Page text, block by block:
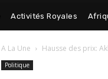
Activités Royales
A La Une Hausse des prix:
Politique